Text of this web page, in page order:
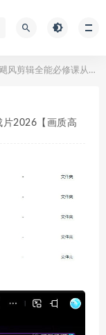
能必修课从0基础到专业成片2026【画质高清有素材】
片2026【画质高